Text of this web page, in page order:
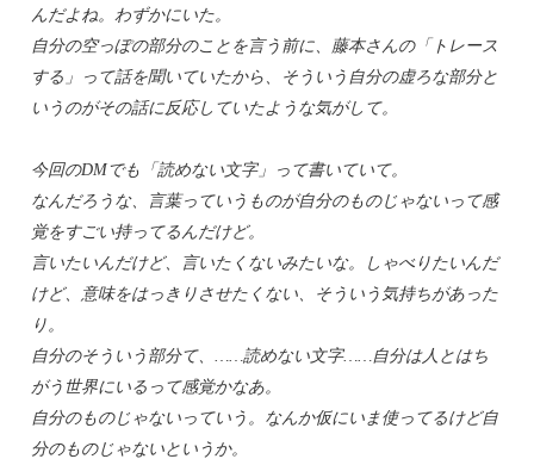
んだよね。わずかにいた。
自分の空っぽの部分のことを言う前に、藤本さんの「トレース
する」って話を聞いていたから、そういう自分の虚ろな部分と
いうのがその話に反応していたような気がして。
今回のDMでも「読めない文字」って書いていて。
なんだろうな、言葉っていうものが自分のものじゃないって感
覚をすごい持ってるんだけど。
言いたいんだけど、言いたくないみたいな。しゃべりたいんだ
けど、意味をはっきりさせたくない、そういう気持ちがあった
り。
自分のそういう部分て、……読めない文字……自分は人とはち
がう世界にいるって感覚かなあ。
自分のものじゃないっていう。なんか仮にいま使ってるけど自
分のものじゃないというか。